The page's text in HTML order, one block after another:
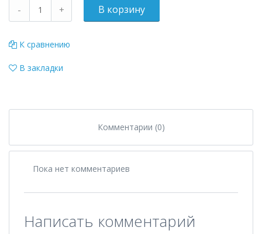
К сравнению
В закладки
Комментарии (0)
Пока нет комментариев
Написать комментарий